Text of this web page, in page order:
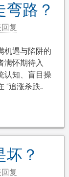
弯路？
复
机遇与陷阱的
满怀期待入
认知、盲目操
“追涨杀跌…
？
复